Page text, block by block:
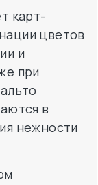
карт-
цветов
и
при
в
нежности